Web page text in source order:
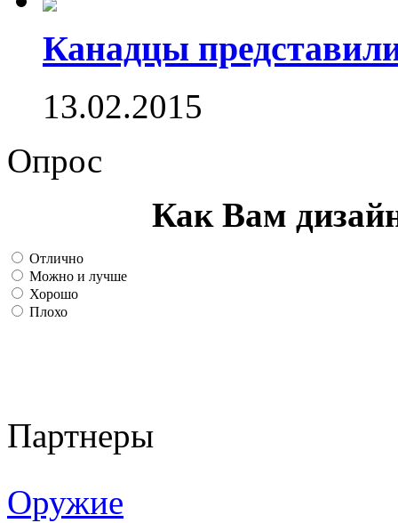
Канадцы
13.02.2015
Опрос
Как Вам
Отлично
Можно и лучше
Хорошо
Плохо
Партнеры
Оружие